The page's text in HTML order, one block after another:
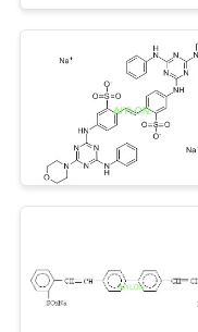
DI
VISITA
ALLA
FABBRICA
CONTROLLO
DELLA